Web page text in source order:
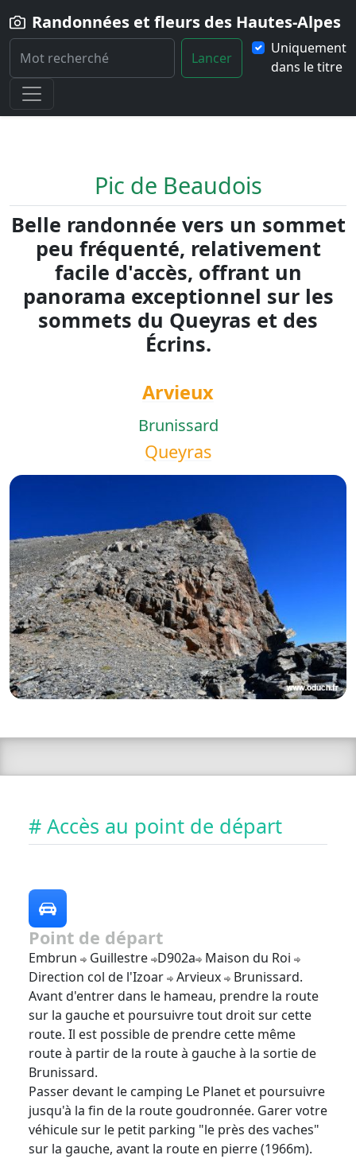
Randonnées et fleurs des Hautes-Alpes
Lancer
Uniquement
dans le titre
Home
Randonnée Pic-de-Beaudois
Pic de Beaudois
Belle randonnée vers un sommet
peu fréquenté, relativement
facile d'accès, offrant un
panorama exceptionnel sur les
sommets du Queyras et des
Écrins.
Arvieux
Brunissard
Queyras
# Accès au point de départ
Point de départ
Embrun Guillestre D902a
Maison du Roi
Direction col de l'Izoar
Arvieux
Brunissard.
Avant d'entrer dans le hameau, prendre la route
sur la gauche et poursuivre tout droit sur cette
route. Il est possible de prendre cette même
route à partir de la route à gauche à la sortie de
Brunissard.
Passer devant le camping Le Planet et poursuivre
jusqu'à la fin de la route goudronnée. Garer votre
véhicule sur le petit parking "le près des vaches"
sur la gauche, avant la route en pierre (1966m).